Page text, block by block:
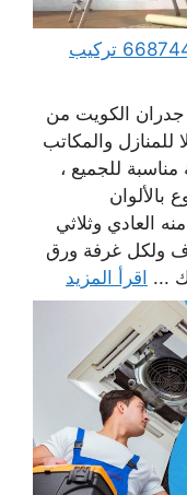
فني تركيب ورق جدران الكويت 66874433 تركيب
الكويت من
للمنازل والمكاتب
مناسبة للجميع ،
بالألوان
العادي وثلاثي
ولكل غرفة ورق
... اقرأ المزيد